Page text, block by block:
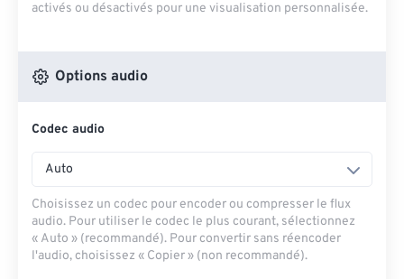
activés ou désactivés pour une visualisation personnalisée.
Options audio
Codec audio
Auto
Choisissez un codec pour encoder ou compresser le flux
audio. Pour utiliser le codec le plus courant, sélectionnez
« Auto » (recommandé). Pour convertir sans réencoder
l'audio, choisissez « Copier » (non recommandé).